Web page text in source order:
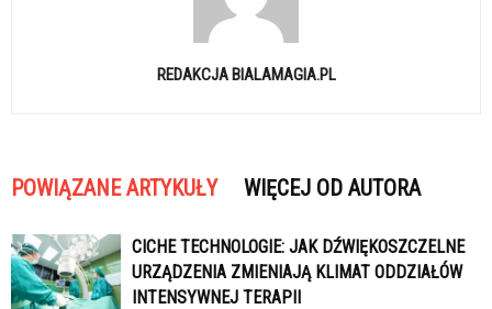
REDAKCJA BIALAMAGIA.PL
POWIĄZANE ARTYKUŁY WIĘCEJ OD AUTORA
CICHE TECHNOLOGIE: JAK DŹWIĘKOSZCZELNE
URZĄDZENIA ZMIENIAJĄ KLIMAT ODDZIAŁÓW
INTENSYWNEJ TERAPII